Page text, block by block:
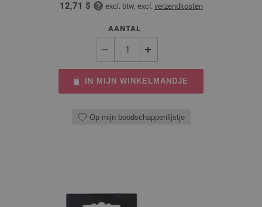
12,71 $ excl. btw, excl. verzendkosten
AANTAL
IN MIJN WINKELMANDJE
Op mijn boodschappenlijstje